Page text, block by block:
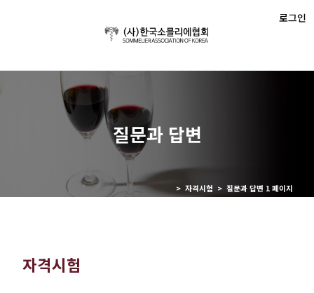
로그인
질문과 답변
> 자격시험 > 질문과 답변 1 페이지
자격시험